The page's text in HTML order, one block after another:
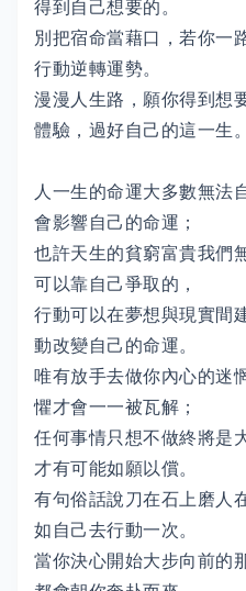
得到自己想要的。
別把宿命當藉口，若你一
行動逆轉運勢。
漫漫人生路，願你得到想
體驗，過好自己的這一生
人一生的命運大多數無法
會影響自己的命運；
也許天生的貧窮富貴我們
可以靠自己爭取的，
行動可以在夢想與現實間
動改變自己的命運。
唯有放手去做你內心的迷
懼才會一一被瓦解；
任何事情只想不做終將是
才有可能如願以償。
有句俗話說刀在石上磨人
如自己去行動一次。
當你決心開始大步向前的